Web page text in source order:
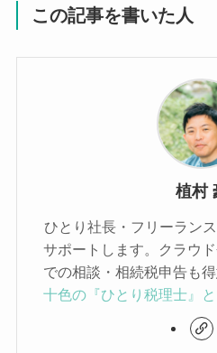
この記事を書いた人
植村
ひとり社長・フリーラン
サポートします。クラウ
での相談・相続税申告も
十色の『ひとり税理士』